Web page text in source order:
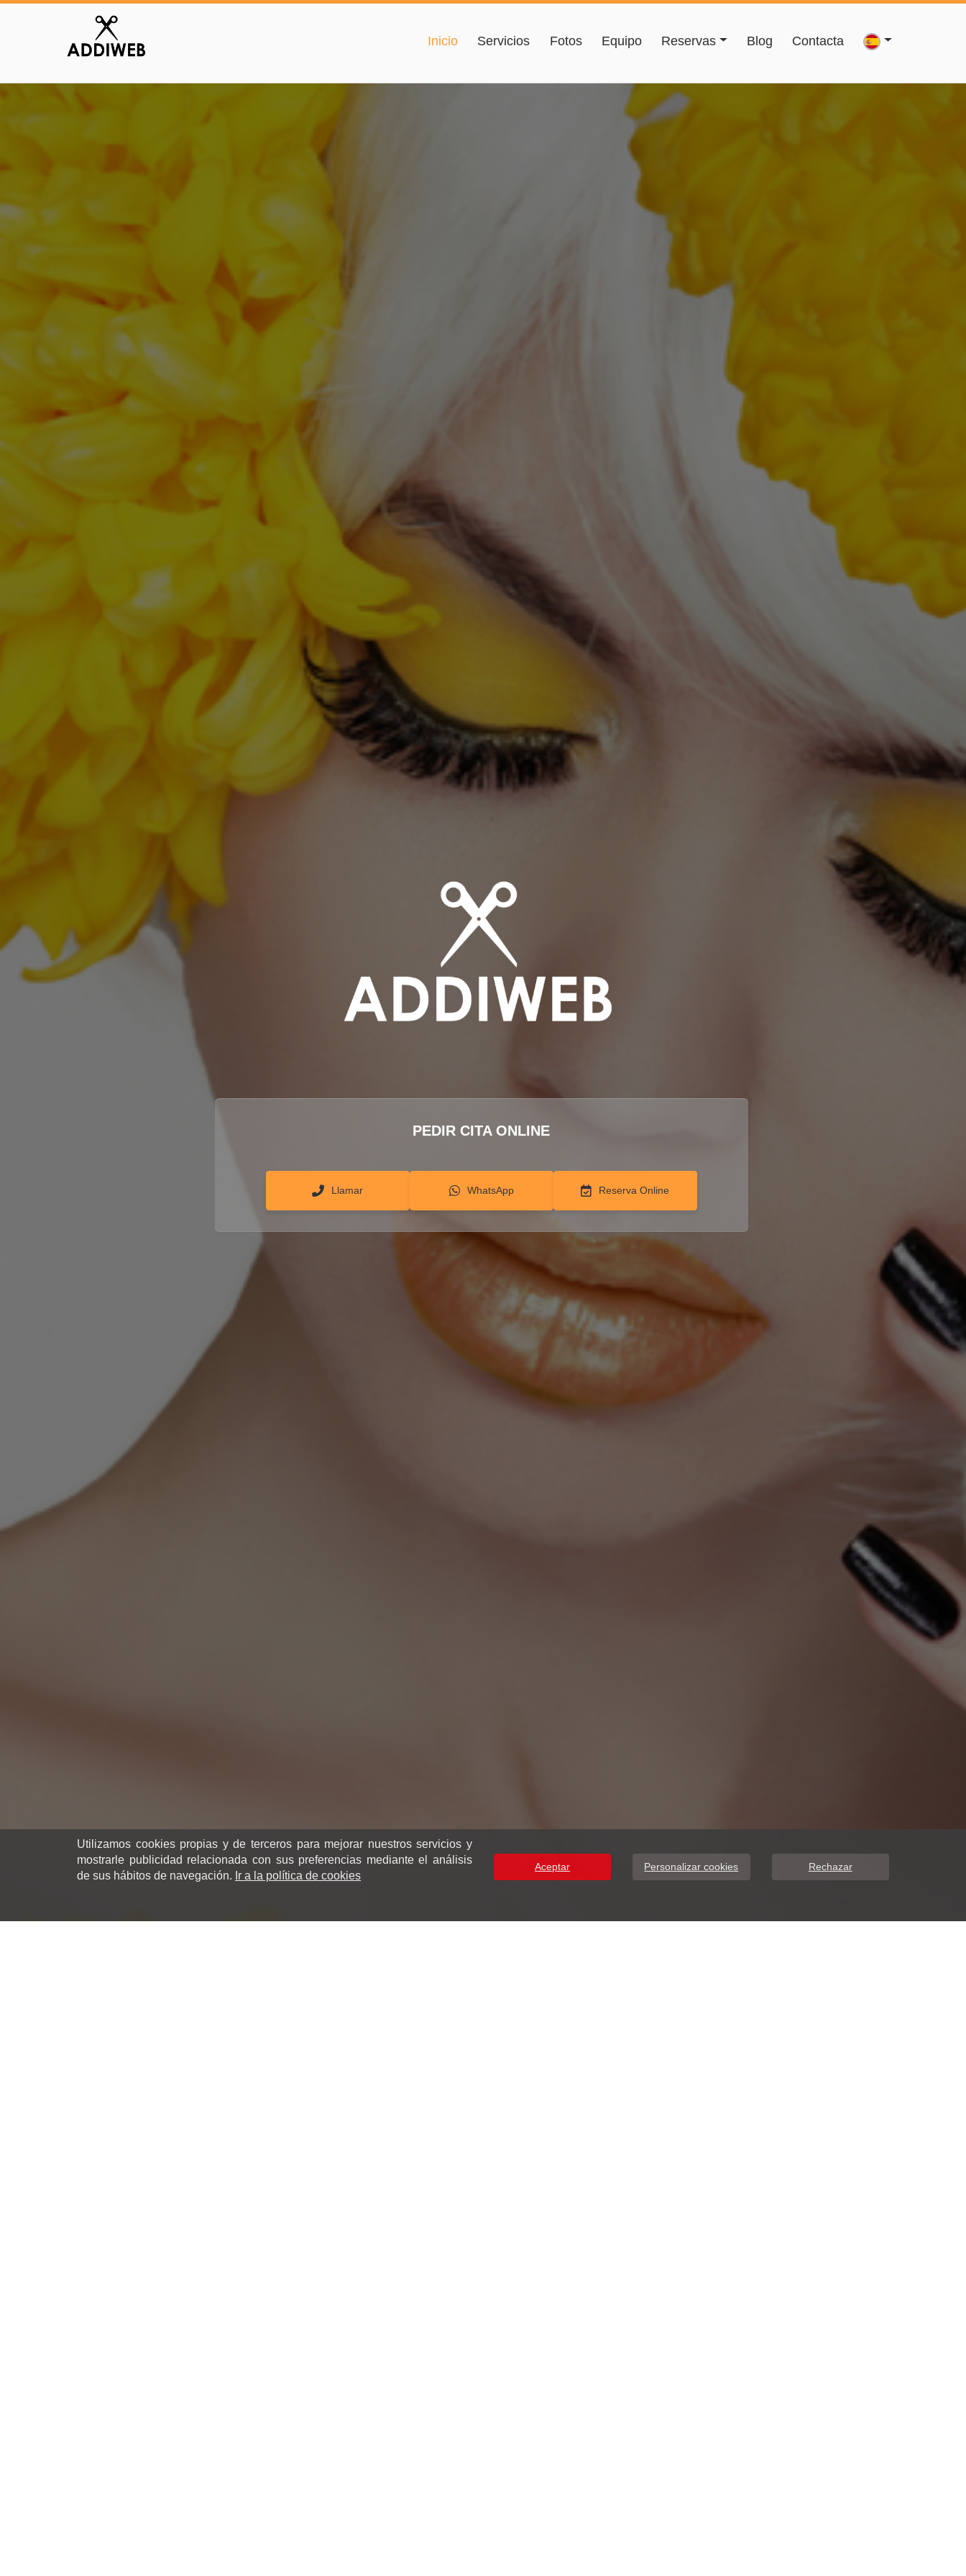
Inicio Servicios Fotos Equipo Reservas Blog Contacta
PEDIR CITA ONLINE
Llamar WhatsApp Reserva Online
Utilizamos cookies propias y de terceros para mejorar nuestros servicios y
mostrarle publicidad relacionada con sus preferencias mediante el análisis
de sus hábitos de navegación. Ir a la política de cookies
Aceptar Personalizar cookies Rechazar